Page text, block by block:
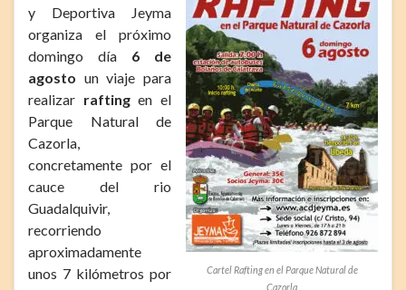
Cartel Rafting en el Parque Natural de
Cazorla
y Deportiva Jeyma
organiza el próximo
domingo día 6 de
agosto un viaje para
realizar raftingen el
Parque Natural de
Cazorla,
concretamente por el
cauce del rio
Guadalquivir,
recorriendo
aproximadamente
unos 7 kilómetros por